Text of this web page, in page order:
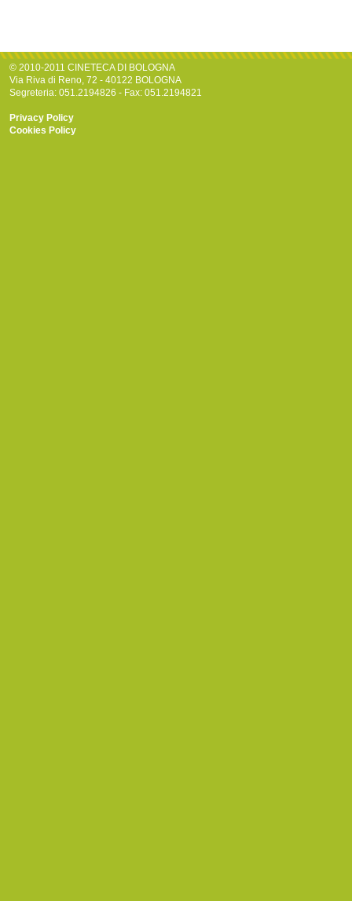
© 2010-2011 CINETECA DI BOLOGNA
Via Riva di Reno, 72 - 40122 BOLOGNA
Segreteria: 051.2194826 - Fax: 051.2194821
Privacy Policy
Cookies Policy